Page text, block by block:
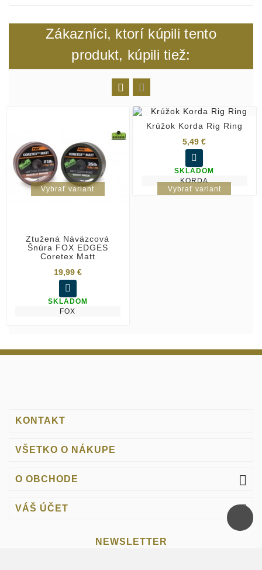
Zákazníci, ktorí kúpili tento
produkt, kúpili tiež:
 
Vybrať variant
Ztužená Náväzcová
Šnúra FOX EDGES
Coretex Matt
19,99 €

SKLADOM
FOX
Vybrať variant
Krúžok Korda Rig Ring
5,49 €

SKLADOM
KORDA
KONTAKT
VŠETKO O NÁKUPE
O OBCHODE 
VÁŠ ÚČET 
NEWSLETTER